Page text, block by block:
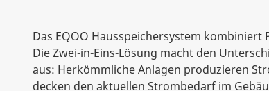
Das EQOO Hausspeichersystem
Die Zwei-in-Eins-Lösung macht den
aus: Herkömmliche Anlagen produzieren
decken den aktuellen Strombedarf im